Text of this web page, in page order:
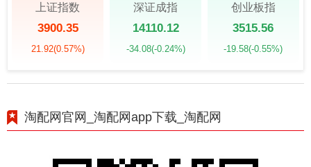
上证指数
3900.35
21.92(0.57%)
深证成指
14110.12
-34.08(-0.24%)
创业板指
3515.56
-19.58(-0.55%)
淘配网官网_淘配网app下载_淘配网